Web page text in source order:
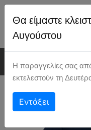
Θα είμαστε
Αυγούστου
Η παραγγελίες σας
εκτελεστούν τη
Back